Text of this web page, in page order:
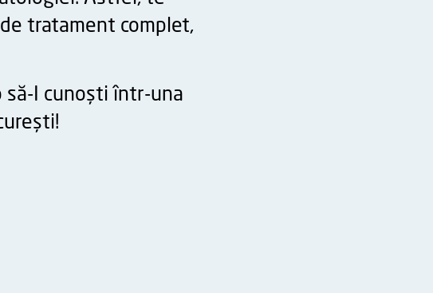
tratament complet,
I cunoști într-una